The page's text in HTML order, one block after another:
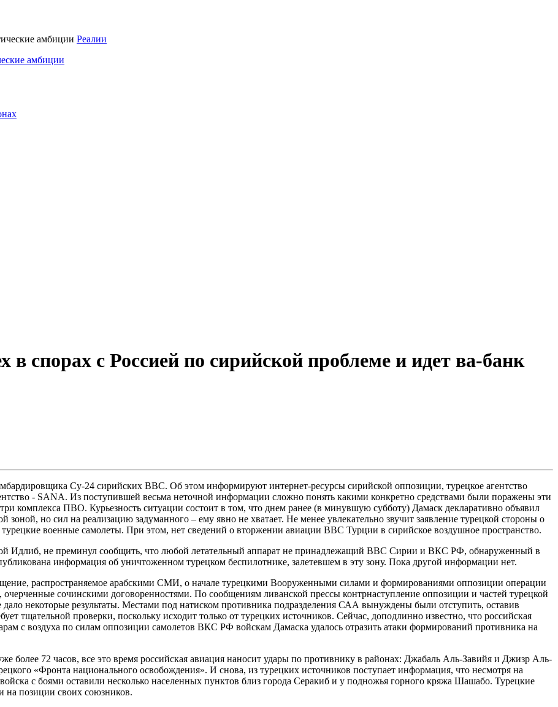
Реалии
амбиции
в спорах с Россией по сирийской проблеме и идет ва-банк
Су-24 сирийских ВВС. Об этом информируют интернет-ресурсы сирийской оппозиции, турецкое агентство
- SANA. Из поступившей весьма неточной информации сложно понять какими конкретно средствами были поражены эти
комплекса ПВО. Курьезность ситуации состоит в том, что днем ранее (в минувшую субботу) Дамаск декларативно объявил
но сил на реализацию задуманного – ему явно не хватает. Не менее увлекательно звучит заявление турецкой стороны о
военные самолеты. При этом, нет сведений о вторжении авиации ВВС Турции в сирийское воздушное пространство.
Идлиб, не преминул сообщить, что любой летательный аппарат не принадлежащий ВВС Сирии и ВКС РФ, обнаруженный в
информация об уничтоженном турецком беспилотнике, залетевшем в эту зону. Пока другой информации нет.
распространяемое арабскими СМИ, о начале турецкими Вооруженными силами и формированиями оппозиции операции
сочинскими договоренностями. По сообщениям ливанской прессы контрнаступление оппозиции и частей турецкой
некоторые результаты. Местами под натиском противника подразделения САА вынуждены были отступить, оставив
тщательной проверки, поскольку исходит только от турецких источников. Сейчас, доподлинно известно, что российская
с воздуха по силам оппозиции самолетов ВКС РФ войскам Дамаска удалось отразить атаки формирований противника на
более 72 часов, все это время российская авиация наносит удары по противнику в районах: Джабаль Аль-Завийя и Джизр Аль-
«Фронта национального освобождения». И снова, из турецких источников поступает информация, что несмотря на
с боями оставили несколько населенных пунктов близ города Серакиб и у подножья горного кряжа Шашабо. Турецкие
на позиции своих союзников.